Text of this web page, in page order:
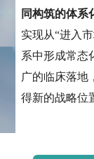
同构筑的体系
实现从“进入
系中形成常态
广的临床落地
得新的战略位